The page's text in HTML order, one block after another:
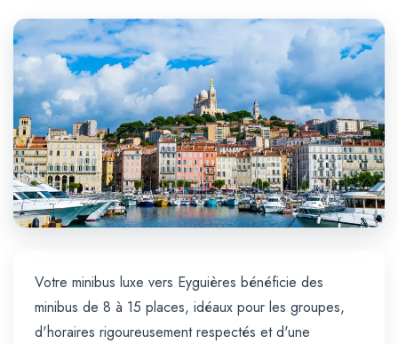
Trajet Longue Distance
Votre minibus luxe vers Eyguières bénéficie des
minibus de 8 à 15 places, idéaux pour les groupes,
d'horaires rigoureusement respectés et d'une